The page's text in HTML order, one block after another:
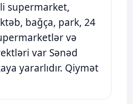
supermarket,
bağça, park, 24
və
var Sənəd
yararlıdır. Qiymət